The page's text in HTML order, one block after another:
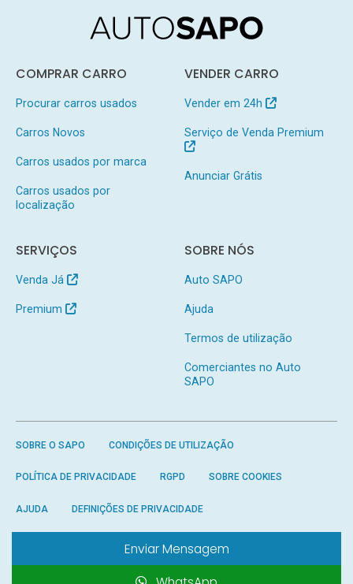
Enviar Mensagem
COMPRAR CARRO
Procurar carros usados
Carros Novos
Carros usados por marca
Carros usados por
localização
VENDER CARRO
Vender em 24h
Serviço de Venda Premium
Anunciar Grátis
SERVIÇOS
Venda Já
Premium
SOBRE NÓS
Auto SAPO
Ajuda
Termos de utilização
Comerciantes no Auto
SAPO
SOBRE O SAPO CONDIÇÕES DE UTILIZAÇÃO
POLÍTICA DE PRIVACIDADE RGPD SOBRE COOKIES
AJUDA DEFINIÇÕES DE PRIVACIDADE